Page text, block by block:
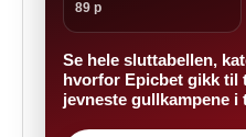
89 p
Se hele sluttabellen,
hvorfor Epicbet gikk til
jevneste gullkampene i